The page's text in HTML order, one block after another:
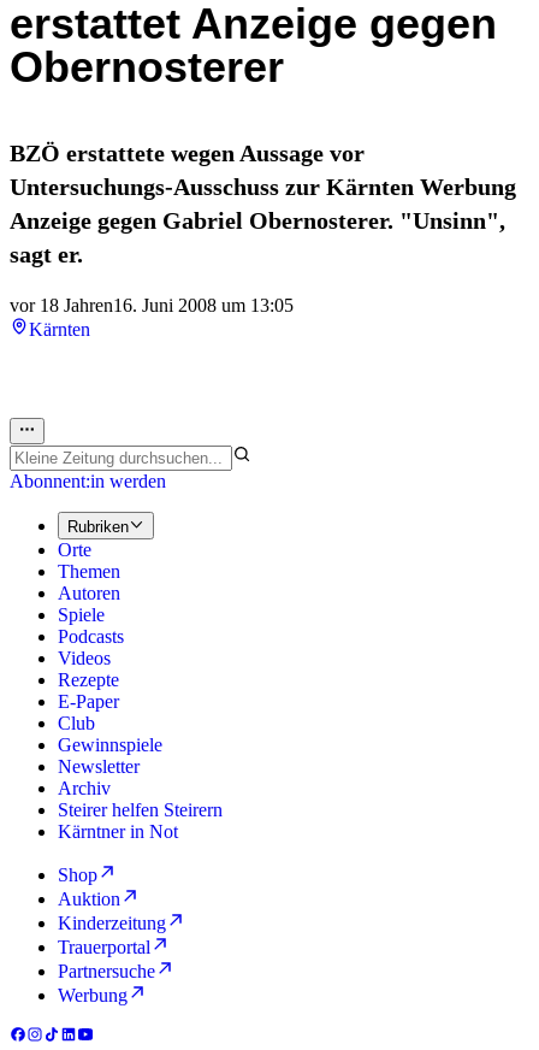
erstattet Anzeige gegen
Obernosterer
BZÖ erstattete wegen Aussage vor
Untersuchungs-Ausschuss zur Kärnten Werbung
Anzeige gegen Gabriel Obernosterer. "Unsinn",
sagt er.
vor 18 Jahren16. Juni 2008 um 13:05
Kärnten
Abonnent:in werden
Rubriken
Orte
Themen
Autoren
Spiele
Podcasts
Videos
Rezepte
E-Paper
Club
Gewinnspiele
Newsletter
Archiv
Steirer helfen Steirern
Kärntner in Not
Shop
Auktion
Kinderzeitung
Trauerportal
Partnersuche
Werbung